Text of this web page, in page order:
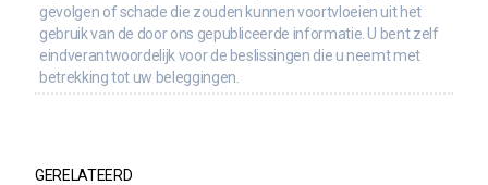
gevolgen of schade die zouden kunnen voortvloeien uit het
gebruik van de door ons gepubliceerde informatie. U bent zelf
eindverantwoordelijk voor de beslissingen die u neemt met
betrekking tot uw beleggingen.
GERELATEERD